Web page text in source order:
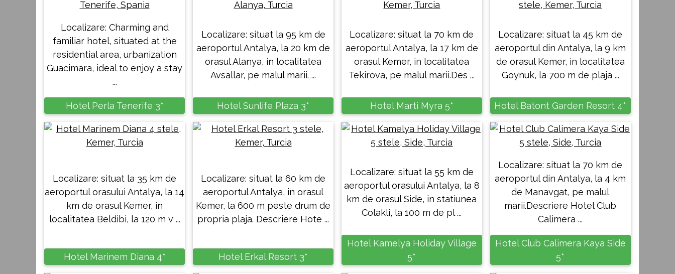
Localizare: Charming and
familiar hotel, situated at the
residential area, urbanization
Guacimara, ideal to enjoy a stay
...
Hotel Perla Tenerife 3*
Localizare: situat la 95 km de
aeroportul Antalya, la 20 km de
orasul Alanya, in localitatea
Avsallar, pe malul marii. ...
Hotel Sunlife Plaza 3*
Localizare: situat la 70 km de
aeroportul Antalya, la 17 km de
orasul Kemer, in localitatea
Tekirova, pe malul marii.Des ...
Hotel Marti Myra 5*
Localizare: situat la 45 km de
aeroportul din Antalya, la 9 km
de orasul Kemer, in localitatea
Goynuk, la 700 m de plaja ...
Hotel Batont Garden Resort 4*
Localizare: situat la 35 km de
aeroportul orasului Antalya, la 14
km de orasul Kemer, in
localitatea Beldibi, la 120 m v ...
Hotel Marinem Diana 4*
Localizare: situat la 60 km de
aeroportul Antalya, in orasul
Kemer, la 600 m peste drum de
propria plaja. Descriere Hote ...
Hotel Erkal Resort 3*
Localizare: situat la 55 km de
aeroportul orasului Antalya, la 8
km de orasul Side, in statiunea
Colakli, la 100 m de pl ...
Hotel Kamelya Holiday Village
5*
Localizare: situat la 70 km de
aeroportul din Antalya, la 4 km
de Manavgat, pe malul
marii.Descriere Hotel Club
Calimera ...
Hotel Club Calimera Kaya Side
5*